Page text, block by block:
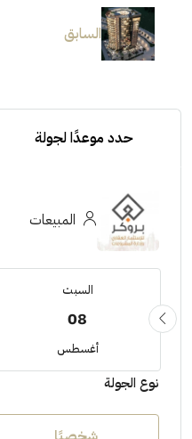
السابق
حدد موعدًا لجولة
المبيعات
السبت
08
أغسطس
نوع الجولة